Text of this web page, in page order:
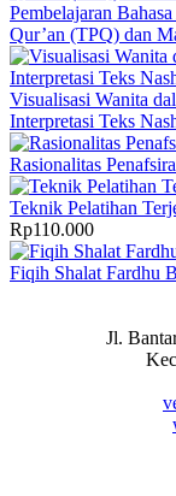
Pembelajaran
Qur’an (TPQ) dan
Visualisasi Wanita
Interpretasi Teks
Rasionalitas
Teknik Pelatihan
Rp110.000
Fiqih Shalat Fardhu
Jl.